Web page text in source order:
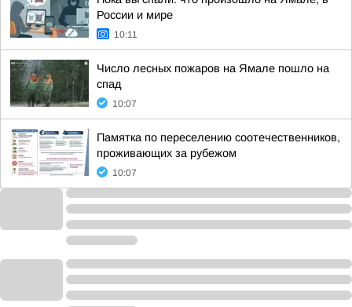
России и мире
10:11
Число лесных пожаров на Ямале пошло на
спад
10:07
Памятка по переселению соотечественников,
проживающих за рубежом
10:07